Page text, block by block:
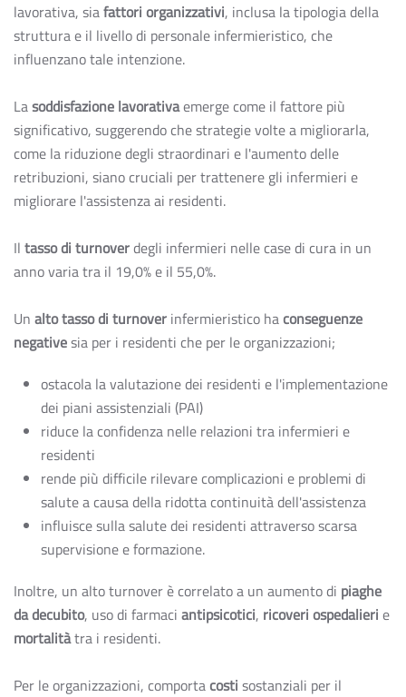
lavorativa, siafattori organizzativi, inclusa la tipologia della
struttura e il livello di personale infermieristico, che
influenzano tale intenzione.
Lasoddisfazione lavorativaemerge come il fattore più
significativo, suggerendo che strategie volte a migliorarla,
come la riduzione degli straordinari e l'aumento delle
retribuzioni, siano cruciali per trattenere gli infermieri e
migliorare l'assistenza ai residenti.
Il tasso di turnoverdegli infermieri nelle case di cura in un
anno varia tra il 19,0% e il 55,0%.
Un alto tasso di turnover infermieristico haconseguenze
negativesia per i residenti che per le organizzazioni;
ostacola la valutazione dei residenti e l'implementazione
dei piani assistenziali (PAI)
riduce la confidenza nelle relazioni tra infermieri e
residenti
rende più difficile rilevare complicazioni e problemi di
salute a causa della ridotta continuità dell'assistenza
influisce sulla salute dei residenti attraverso scarsa
supervisione e formazione.
Inoltre, un alto turnover è correlato a un aumento di piaghe
da decubito, uso di farmaci antipsicotici, ricoveri ospedalieri e
mortalitàtra i residenti.
Per le organizzazioni, comportacosti sostanziali per il